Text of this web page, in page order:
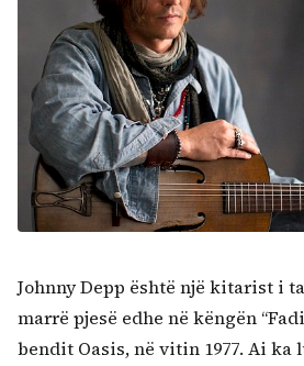
Johnny Depp është një kitarist i
marrë pjesë edhe në këngën
bendit Oasis, në vitin 1977. Ai ka